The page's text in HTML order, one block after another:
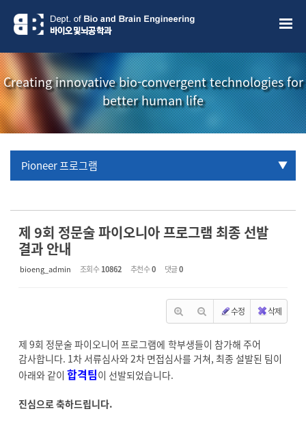
Creating innovative bio-convergent technologies for
better human life
Pioneer 프로그램
학부생 국제학술대회 참관프로그램
제 9회 정문술 파이오니아 프로그램 최종 선발
결과 안내
bioeng_admin 조회 수10862 추천 수0 댓글0
수정 삭제
제 9회 정문술 파이오니어 프로그램에 학부생들이 참가해 주어
감사합니다. 1차 서류심사와 2차 면접심사를 거쳐, 최종 설발된 팀이
아래와 같이 합격팀이 선발되었습니다.
진심으로 축하드립니다.